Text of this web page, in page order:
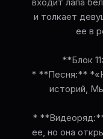
входит лапа
и толкает
ее в
**Блок
* **Песня:**
историй,
*
ее, но она